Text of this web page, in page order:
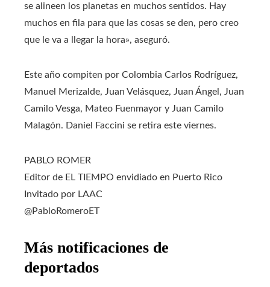
se alineen los planetas en muchos sentidos. Hay
muchos en fila para que las cosas se den, pero creo
que le va a llegar la hora», aseguró.
Este año compiten por Colombia Carlos Rodríguez,
Manuel Merizalde, Juan Velásquez, Juan Ángel, Juan
Camilo Vesga, Mateo Fuenmayor y Juan Camilo
Malagón. Daniel Faccini se retira este viernes.
PABLO ROMER
Editor de EL TIEMPO envidiado en Puerto Rico
Invitado por LAAC
@PabloRomeroET
Más notificaciones de
deportados